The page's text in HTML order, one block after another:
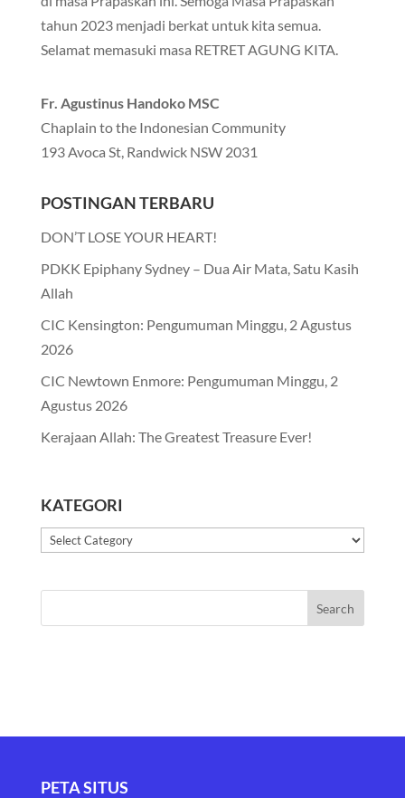
tahun 2023 menjadi berkat untuk kita semua.
Selamat memasuki masa RETRET AGUNG KITA.
Fr. Agustinus Handoko MSC
Chaplain to the Indonesian Community
193 Avoca St, Randwick NSW 2031
POSTINGAN TERBARU
DON’T LOSE YOUR HEART!
PDKK Epiphany Sydney – Dua Air Mata, Satu Kasih
Allah
CIC Kensington: Pengumuman Minggu, 2 Agustus
2026
CIC Newtown Enmore: Pengumuman Minggu, 2
Agustus 2026
Kerajaan Allah: The Greatest Treasure Ever!
KATEGORI
Kategori
PETA SITUS